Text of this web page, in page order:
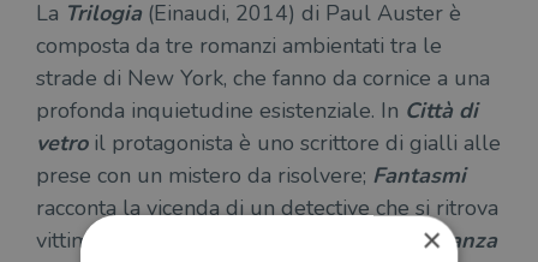
La Trilogia (Einaudi, 2014) di Paul Auster è
composta da tre romanzi ambientati tra le
strade di New York, che fanno da cornice a una
profonda inquietudine esistenziale. In Città di
vetroil protagonista è uno scrittore di gialli alle
prese con un mistero da risolvere; Fantasmi
racconta la vicenda di un detective che si ritrova
vittima del suo stesso lavoro; mentre
La stanza
×